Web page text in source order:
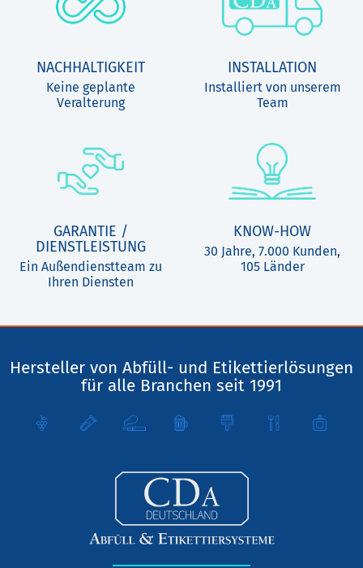
NACHHALTIGKEIT
Keine geplante
Veralterung
INSTALLATION
Installiert von unserem
Team
GARANTIE /
DIENSTLEISTUNG
Ein Außendienstteam zu
Ihren Diensten
KNOW-HOW
30 Jahre, 7.000 Kunden,
105 Länder
Hersteller von Abfüll- und Etikettierlösungen
für alle Branchen seit 1991